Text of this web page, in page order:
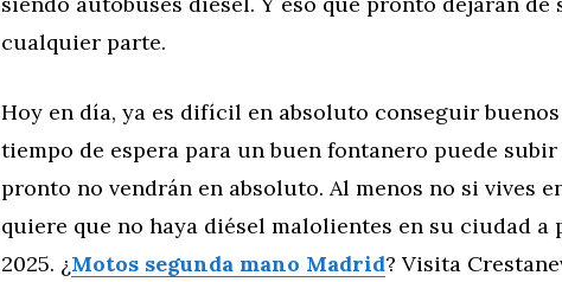
cualquier parte.
Hoy en día, ya es difícil en absoluto conseguir
tiempo de espera para un buen fontanero puede
pronto no vendrán en absoluto. Al menos no si vives
quiere que no haya diésel malolientes en su ciudad a
2025. ¿Motos segunda mano Madrid? Visita